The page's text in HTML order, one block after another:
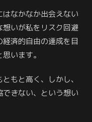
なかなか出会えない
いが私をリスク回避
済的自由の達成を目
います。
もと高く、しかし、
きない、という想い